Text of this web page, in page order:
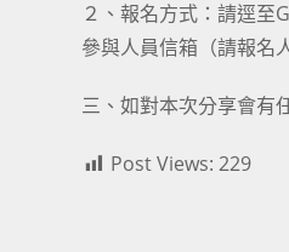
２、報名方式：請逕
參與人員信箱（請報名
三、如對本次分享會有
Post Views: 229